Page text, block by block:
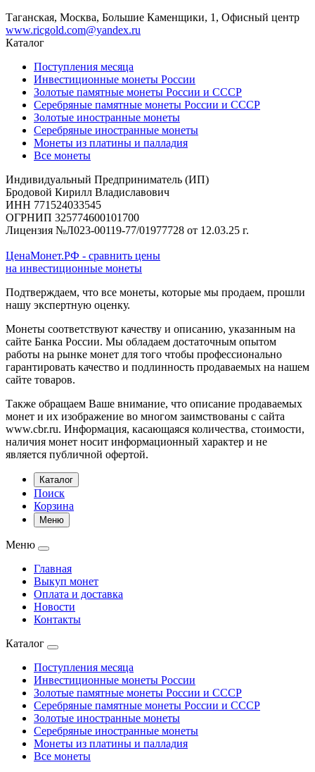
Таганская, Москва, Большие Каменщики, 1, Офисный центр
www.ricgold.com@yandex.ru
Каталог
Поступления месяца
Инвестиционные монеты России
Золотые памятные монеты России и СССР
Серебряные памятные монеты России и СССР
Золотые иностранные монеты
Серебряные иностранные монеты
Монеты из платины и палладия
Все монеты
Индивидуальный Предприниматель (ИП)
Бродовой Кирилл Владиславович
ИНН 771524033545
ОГРНИП 325774600101700
Лицензия №Л023-00119-77/01977728 от 12.03.25 г.
ЦенаМонет.РФ - сравнить цены
на инвестиционные монеты
Подтверждаем, что все монеты, которые мы продаем, прошли
нашу экспертную оценку.
Монеты соответствуют качеству и описанию, указанным на
сайте Банка России. Мы обладаем достаточным опытом
работы на рынке монет для того чтобы профессионально
гарантировать качество и подлинность продаваемых на нашем
сайте товаров.
Также обращаем Ваше внимание, что описание продаваемых
монет и их изображение во многом заимствованы с сайта
www.cbr.ru. Информация, касающаяся количества, стоимости,
наличия монет носит информационный характер и не
является публичной офертой.
Каталог
Поиск
Корзина
Меню
Меню
Главная
Выкуп монет
Оплата и доставка
Новости
Контакты
Каталог
Поступления месяца
Инвестиционные монеты России
Золотые памятные монеты России и СССР
Серебряные памятные монеты России и СССР
Золотые иностранные монеты
Серебряные иностранные монеты
Монеты из платины и палладия
Все монеты